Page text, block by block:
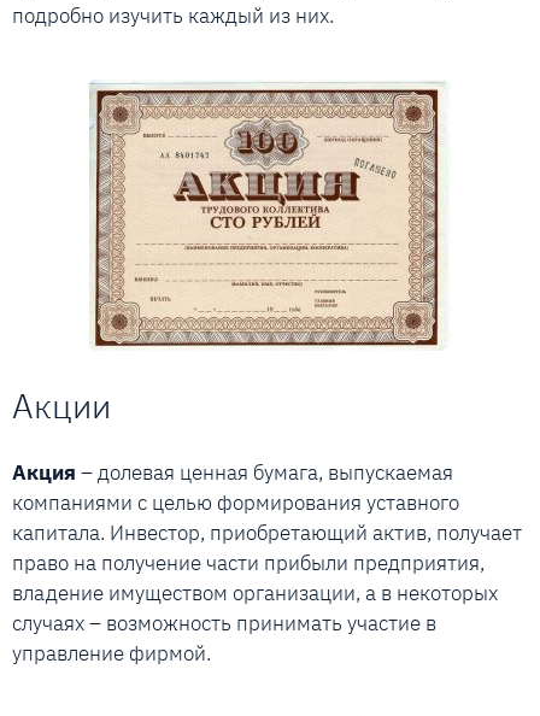
подробно изучить каждый из них.
Акции
Акция – долевая ценная бумага, выпускаемая
компаниями с целью формирования уставного
капитала. Инвестор, приобретающий актив, получает
право на получение части прибыли предприятия,
владение имуществом организации, а в некоторых
случаях – возможность принимать участие в
управление фирмой.